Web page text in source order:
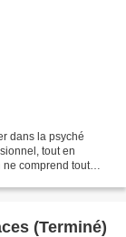
dans la psyché
tout en
comprend tout
(Terminé)